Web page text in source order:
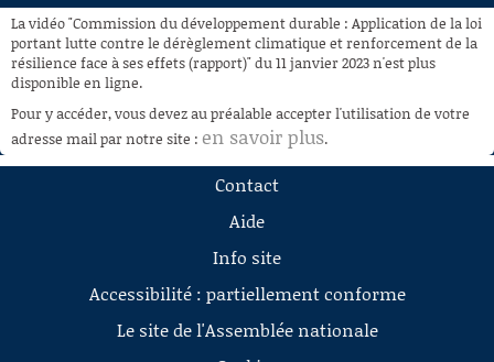
À LA DEMANDE
RECHERCHE
AIDE À LA DÉCOUPE
DE VIDÉOS
La vidéo "Commission du développement durable : Application de la loi
portant lutte contre le dérèglement climatique et renforcement de la
résilience face à ses effets (rapport)" du 11 janvier 2023 n'est plus
disponible en ligne.
Pour y accéder, vous devez au préalable accepter l'utilisation de votre
adresse mail par notre site : en savoir plus.
Contact
Aide
Info site
Accessibilité : partiellement conforme
Le site de l'Assemblée nationale